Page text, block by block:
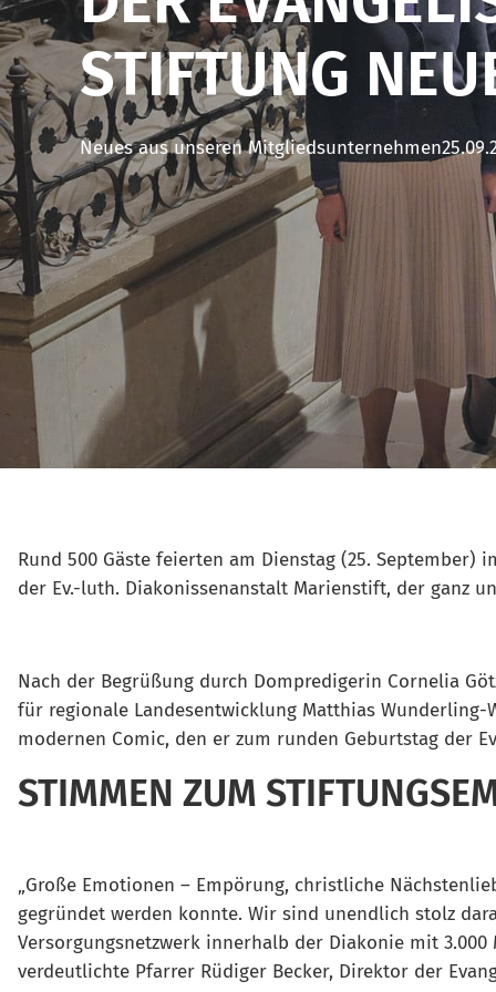
STIFTUNG
Neues aus unseren Mitgliedsunternehmen
Rund 500 Gäste feierten am Dienstag (25.
der Ev.-luth. Diakonissenanstalt Marienstift, der ganz
Nach der Begrüßung durch Dompredigerin Cornelia
für regionale Landesentwicklung Matthias
modernen Comic, den er zum runden Geburtstag der
STIMMEN ZUM
„Große Emotionen – Empörung, christliche
gegründet werden konnte. Wir sind unendlich stolz
Versorgungsnetzwerk innerhalb der Diakonie mit
verdeutlichte Pfarrer Rüdiger Becker, Direktor der